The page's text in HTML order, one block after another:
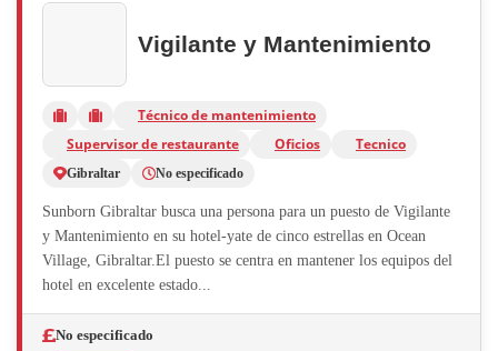
Vigilante y Mantenimiento
Técnico de mantenimiento
Supervisor de restaurante
Oficios Tecnico
Gibraltar No especificado
Sunborn Gibraltar busca una persona para un puesto de Vigilante
y Mantenimiento en su hotel-yate de cinco estrellas en Ocean
Village, Gibraltar.El puesto se centra en mantener los equipos del
hotel en excelente estado...
No especificado